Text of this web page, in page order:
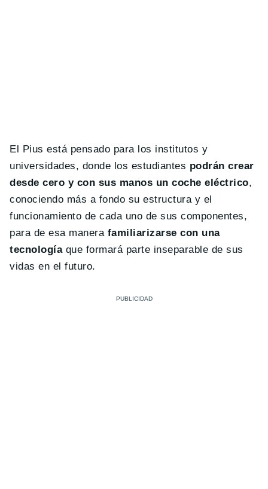
El Pius está pensado para los institutos y
universidades, donde los estudiantes podrán crear
desde cero y con sus manos un coche eléctrico,
conociendo más a fondo su estructura y el
funcionamiento de cada uno de sus componentes,
para de esa manera familiarizarse con una
tecnologíaque formará parte inseparable de sus
vidas en el futuro.